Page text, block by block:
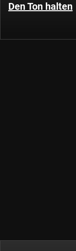
Den Ton halten